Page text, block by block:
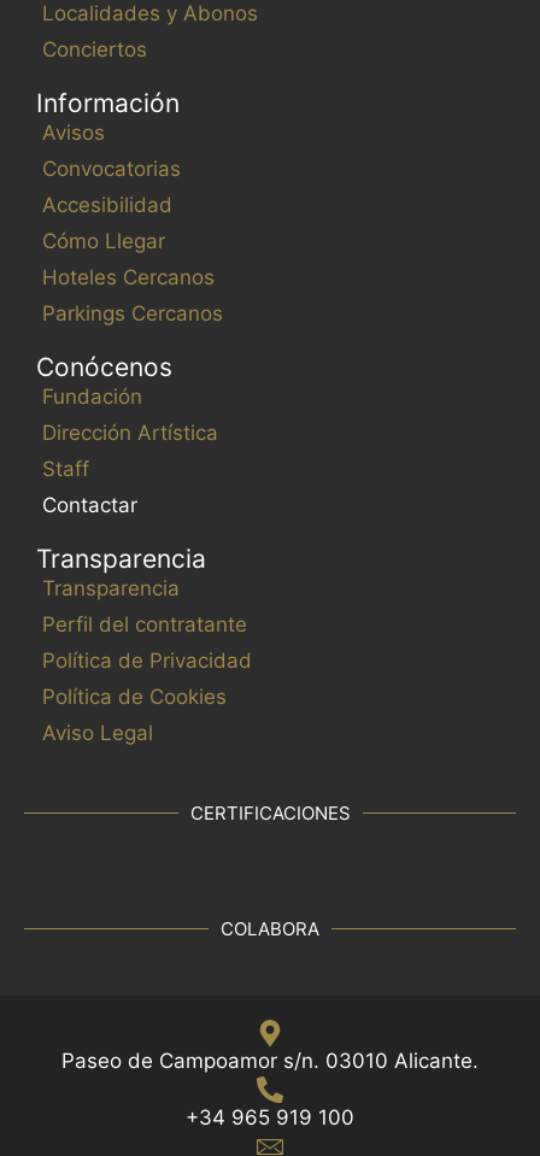
Localidades y Abonos
Conciertos
Información
Avisos
Convocatorias
Accesibilidad
Cómo Llegar
Hoteles Cercanos
Parkings Cercanos
Conócenos
Fundación
Dirección Artística
Staff
Contactar
Transparencia
Transparencia
Perfil del contratante
Política de Privacidad
Política de Cookies
Aviso Legal
CERTIFICACIONES
COLABORA
Paseo de Campoamor s/n. 03010 Alicante.
+34 965 919 100